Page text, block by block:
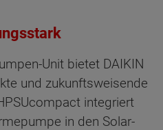
Unit bietet DAIKIN
und zukunftsweisende
integriert
in den Solar-